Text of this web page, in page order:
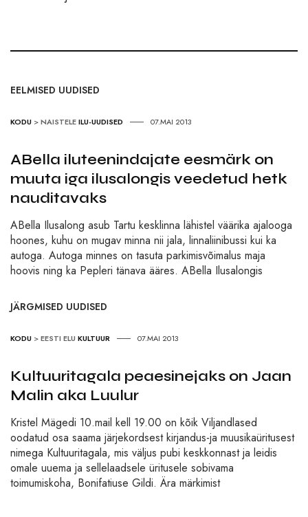
EELMISED UUDISED
KODU >NAISTELEILU-UUDISED 07.MAI 2013
ABella iluteenindajate eesmärk on
muuta iga ilusalongis veedetud hetk
nauditavaks
ABella Ilusalong asub Tartu kesklinna lähistel väärika ajalooga
hoones, kuhu on mugav minna nii jala, linnaliinibussi kui ka
autoga. Autoga minnes on tasuta parkimisvõimalus maja
hoovis ning ka Pepleri tänava ääres. ABella Ilusalongis
JÄRGMISED UUDISED
KODU >EESTI ELU KULTUUR 07.MAI 2013
Kultuuritagala peaesinejaks on Jaan
Malin aka Luulur
Kristel Mägedi 10.mail kell 19.00 on kõik Viljandlased
oodatud osa saama järjekordsest kirjandus-ja muusikaüritusest
nimega Kultuuritagala, mis väljus pubi keskkonnast ja leidis
omale uuema ja sellelaadsele üritusele sobivama
toimumiskoha, Bonifatiuse Gildi. Ära märkimist